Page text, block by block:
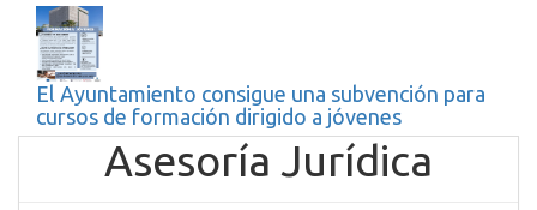
El Ayuntamiento consigue una subvención para
cursos de formación dirigido a jóvenes
Asesoría Jurídica